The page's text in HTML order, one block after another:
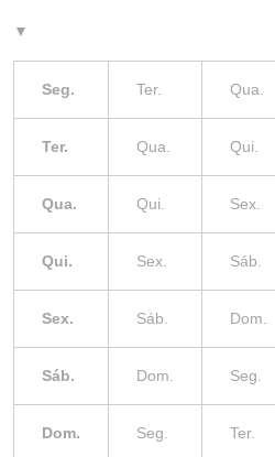
▼
Seg. Ter. Qua.
Ter. Qua. Qui.
Qua. Qui. Sex.
Qui. Sex. Sáb.
Sex. Sáb. Dom.
Sáb. Dom. Seg.
Dom. Seg. Ter.